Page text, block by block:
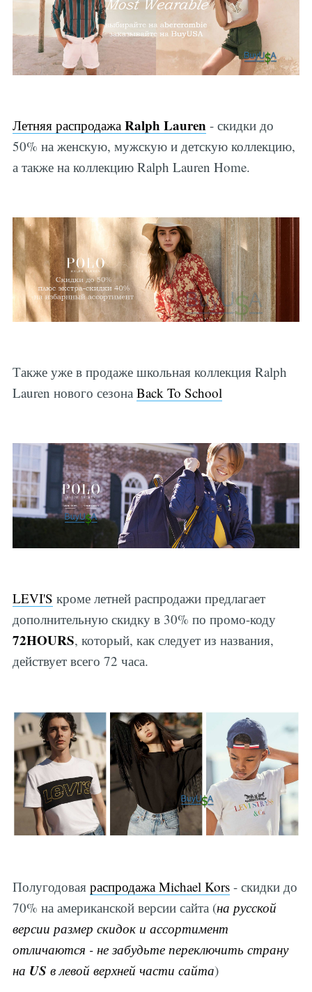
Летняя распродажа Ralph Lauren - скидки до
50% на женскую, мужскую и детскую коллекцию,
а также на коллекцию Ralph Lauren Home.
Также уже в продаже школьная коллекция Ralph
Lauren нового сезона Back To School
LEVI'S кроме летней распродажи предлагает
дополнительную скидку в 30% по промо-коду
72HOURS, который, как следует из названия,
действует всего 72 часа.
Полугодовая распродажа Michael Kors- скидки до
70% на американской версии сайта (на русской
версии размер скидок и ассортимент
отличаются - не забудьте переключить страну
на US в левой верхней части сайта)